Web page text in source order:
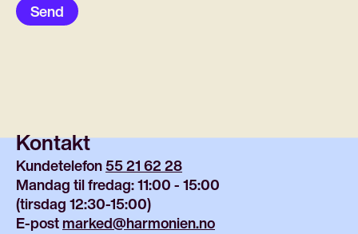
Send
Kontakt
Kundetelefon 55 21 62 28
Mandag til fredag: 11:00 - 15:00
(tirsdag 12:30-15:00)
E-post marked@harmonien.no